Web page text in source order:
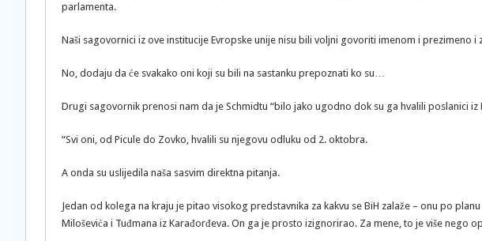
parlamenta.
Naši sagovornici iz ove institucije Evropske unije nisu bili voljni govoriti imenom i prezimeno i
No, dodaju da će svakako oni koji su bili na sastanku prepoznati ko su…
Drugi sagovornik prenosi nam da je Schmidtu “bilo jako ugodno dok su ga hvalili poslanici iz
“Svi oni, od Picule do Zovko, hvalili su njegovu odluku od 2. oktobra.
A onda su uslijedila naša sasvim direktna pitanja.
Jedan od kolega na kraju je pitao visokog predstavnika za kakvu se BiH zalaže – onu po
Miloševića i Tuđmana iz Karađorđeva. On ga je prosto izignorirao. Za mene, to je više nego